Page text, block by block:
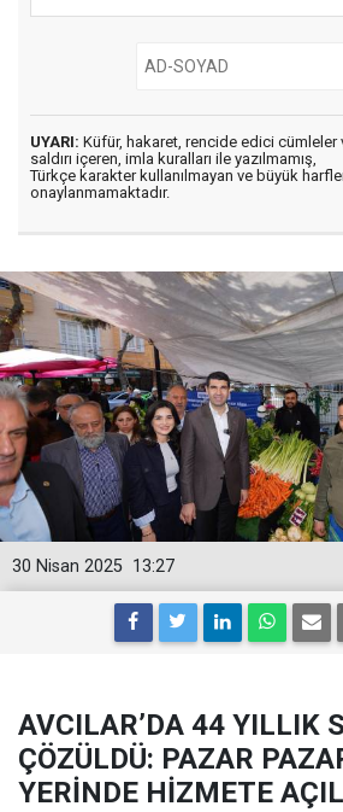
UYARI: Küfür, hakaret, rencide edici cümleler
saldırı içeren, imla kuralları ile yazılmamış,
Türkçe karakter kullanılmayan ve büyük
onaylanmamaktadır.
13:27
30 Nisan 2025
AVCILAR’DA 44 YILLIK
ÇÖZÜLDÜ: PAZAR
YERİNDE HİZMETE